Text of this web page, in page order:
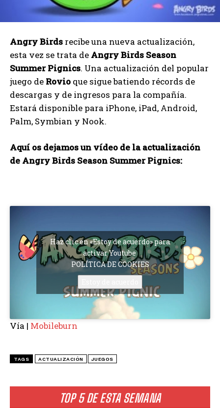
TOP 5 DE ESTA SEMANA
Angry Birds recibe una nueva actualización,
esta vez se trata de Angry Birds Season
Summer Pignics. Una actualización del popular
juego de Rovio que sigue batiendo récords de
descargas y de ingresos para la compañía.
Estará disponible para iPhone, iPad, Android,
Palm, Symbian y Nook.
Aquí os dejamos un vídeo de la actualización
de Angry Birds Season Summer Pignics:
Haz clic en «Estoy de acuerdo» para
activar Youtube
POLÍTICA DE COOKIES
Vía | Mobileburn
TAGS ACTUALIZACIÓN JUEGOS